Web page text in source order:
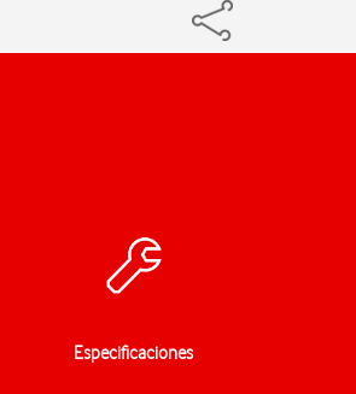
Especificaciones